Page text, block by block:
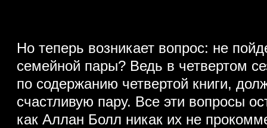
Но теперь возникает вопрос: не
семейной пары? Ведь в четвертом
по содержанию четвертой книги,
счастливую пару. Все эти вопросы
как Аллан Болл никак их не